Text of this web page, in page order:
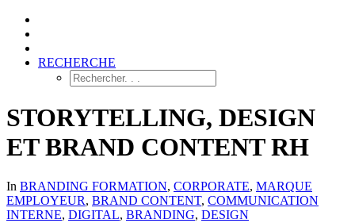
RECHERCHE
STORYTELLING, DESIGN
ET BRAND CONTENT RH
In BRANDING FORMATION, CORPORATE, MARQUE
EMPLOYEUR, BRAND CONTENT, COMMUNICATION
INTERNE, DIGITAL, BRANDING, DESIGN